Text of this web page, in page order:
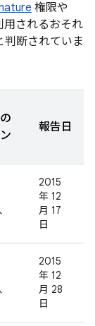
権限や
用されるおそれ
断されていま
報告日
2015
年 12
月 17
日
2015
年 12
月 28
日